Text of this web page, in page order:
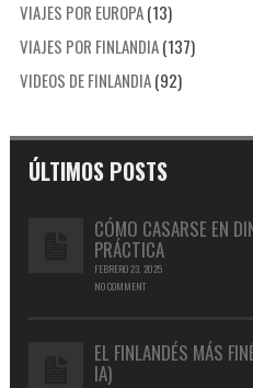
VIAJES POR EUROPA(13)
VIAJES POR FINLANDIA(137)
VIDEOS DE FINLANDIA(92)
ÚLTIMOS POSTS
CÓMO CASARSE EN
PRÁCTICA
FEBRERO 23, 2025
NO COMMENT
EL FINLANDÉS MÁS
IA)